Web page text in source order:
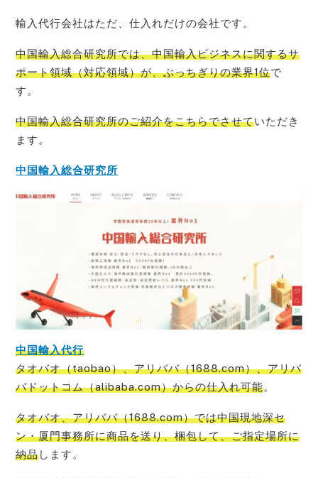
輸入代行会社はただ、仕入れだけの会社です。
中国輸入総合研究所では、中国輸入ビジネスに関するサ
ポート領域（対応領域）が、ぶっちぎりの業界1位で
す。
中国輸入総合研究所のご紹介をこちらでさせていただき
ます。
中国輸入総合研究所
中国輸入代行
タオバオ（taobao）、アリババ（1688.com）、アリバ
バドットコム（alibaba.com）からの仕入れ可能。
タオバオ、アリババ（1688.com）では中国現地深セ
ン・厦門事務所に商品を送り、梱包して、ご指定場所に
納品します。